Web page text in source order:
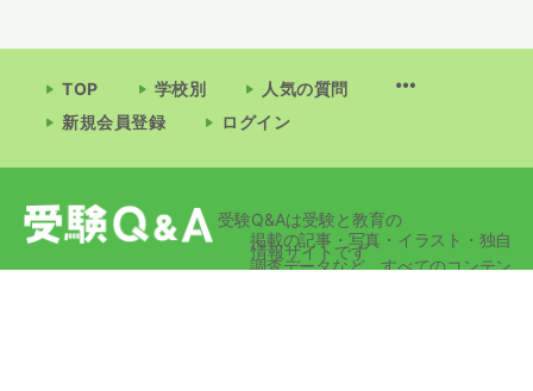
TOP 学校別
人気の質問
新規会員登録
ログイン
受験Q&Aは受験と教育の
情報サイトです
掲載の記事・写真・イラスト・独自
調査データなど、すべてのコンテン